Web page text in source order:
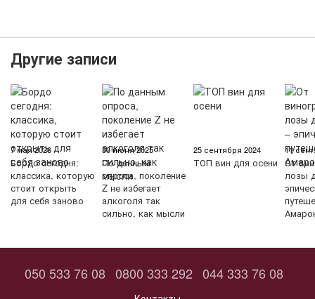
Другие записи
7 мая 2026
Бордо сегодня:
классика, которую
стоит открыть
для себя заново
30 июня 2025
По данным
опроса, поколение
Z не избегает
алкоголя так
сильно, как мысли
25 сентября 2024
ТОП вин для осени
11
От
лозы
050 533 76 08 0800 333 292 044 333 76 08